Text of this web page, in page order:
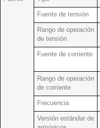
Fuente de tensión
Rango de operación
de tensión
Fuente de corriente
Rango de operación
de corriente
Frecuencia
Versión estándar de